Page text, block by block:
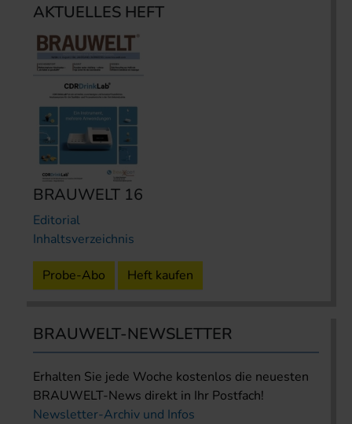
AKTUELLES HEFT
BRAUWELT 16
Editorial
Inhaltsverzeichnis
Probe-Abo Heft kaufen
BRAUWELT-NEWSLETTER
Erhalten Sie jede Woche kostenlos die neuesten
BRAUWELT-News direkt in Ihr Postfach!
Newsletter-Archiv und Infos